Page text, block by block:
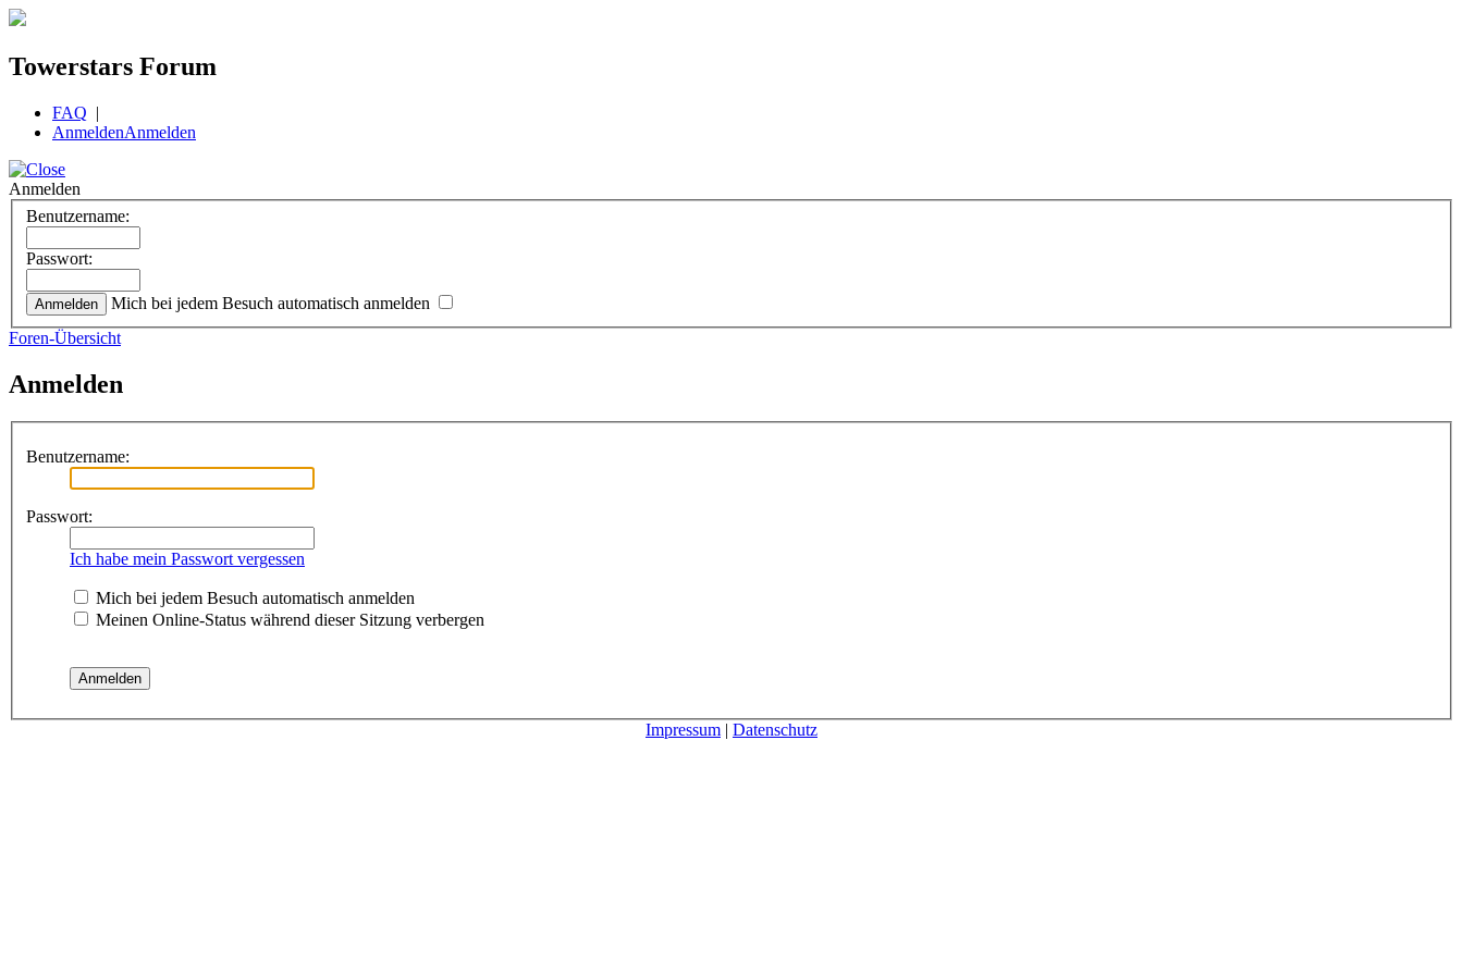
Towerstars Forum
FAQ |
AnmeldenAnmelden
Anmelden
Benutzername:
Passwort:
Mich bei jedem Besuch automatisch anmelden
Foren-Übersicht
Anmelden
Benutzername:
Passwort:
Ich habe mein Passwort vergessen
Mich bei jedem Besuch automatisch anmelden
Meinen Online-Status während dieser Sitzung verbergen
Impressum | Datenschutz